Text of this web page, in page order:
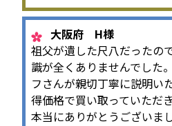
大阪府 H様
祖父が遺した尺八だったの
識が全くありませんでした
フさんが親切丁寧に説明い
得価格で買い取っていただ
本当にありがとうございまし